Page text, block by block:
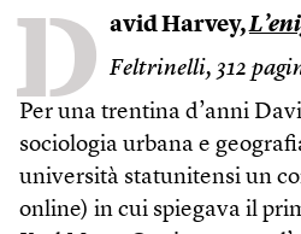
D avid Harvey,
Feltrinelli, 312
Per una trentina d’anni
sociologia urbana e
università statunitensi un
online) in cui spiegava il